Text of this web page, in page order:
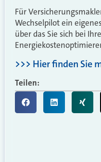
Für
Wechselpilot ein
über das Sie sich bei
>>> Hier finden Sie
Teilen: